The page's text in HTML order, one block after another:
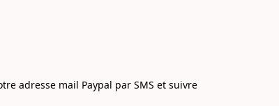
adresse mail Paypal par SMS et suivre